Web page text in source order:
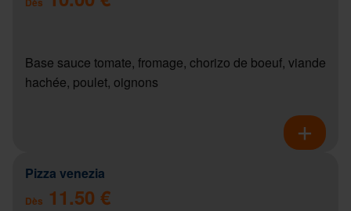
Base sauce tomate, fromage, chorizo de boeuf, viande
hachée, poulet, oignons
Pizza venezia
Dès 11.50 €